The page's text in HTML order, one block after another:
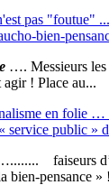
pas "foutue"
bien-
…. Messieurs les
! Place au...
en folie …
service public »
faiseurs
bien-pensance » !